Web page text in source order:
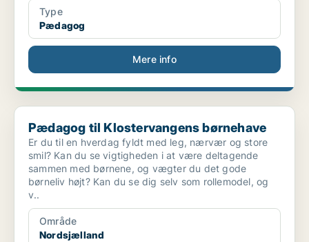
Type
Pædagog
Mere info
Pædagog til Klostervangens børnehave
Pædagog til Klostervangens børnehave
Er du til en hverdag fyldt med leg, nærvær og store
smil? Kan du se vigtigheden i at være deltagende
sammen med børnene, og vægter du det gode
børneliv højt? Kan du se dig selv som rollemodel, og
v..
Område
Nordsjælland